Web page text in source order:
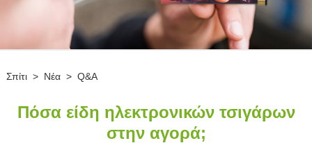
Σπίτι > Νέα > Q&A
Πόσα είδη ηλεκτρονικών τσιγάρων
στην αγορά;